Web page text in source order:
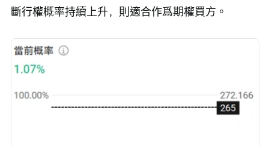
斷行權概率持續上升，則適合作爲期權買方。